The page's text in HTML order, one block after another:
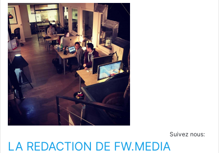
Suivez nous:
LA REDACTION DE FW.MEDIA